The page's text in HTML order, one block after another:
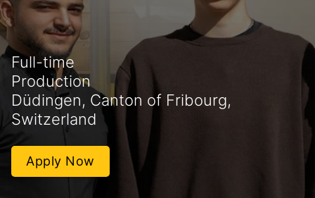
Full-time
Production
Düdingen, Canton of Fribourg,
Switzerland
Apply Now